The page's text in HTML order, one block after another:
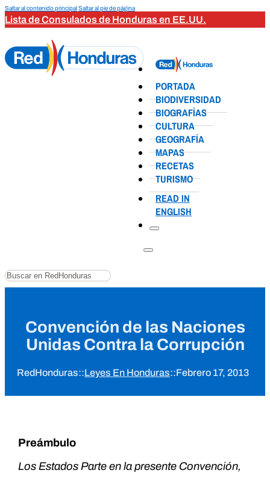
Saltar al contenido principalSaltar al pie de página
Lista de Consulados de Honduras en EE.UU.
PORTADA
BIODIVERSIDAD
BIOGRAFÍAS
CULTURA
GEOGRAFÍA
MAPAS
RECETAS
TURISMO
READ IN
ENGLISH
Buscar
Convención de las Naciones
Unidas Contra la Corrupción
RedHonduras::Leyes En Honduras::Febrero 17, 2013
Preámbulo
Los Estados Parte en la presente Convención,